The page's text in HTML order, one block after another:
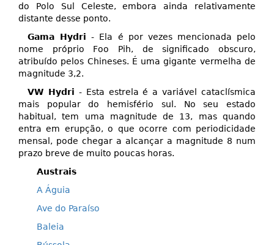
do Polo Sul Celeste, embora ainda relativamente
distante desse ponto.
Gama Hydri - Ela é por vezes mencionada pelo
nome próprio Foo Pih, de significado obscuro,
atribuído pelos Chineses. É uma gigante vermelha de
magnitude 3,2.
VW Hydri - Esta estrela é a variável cataclísmica
mais popular do hemisfério sul. No seu estado
habitual, tem uma magnitude de 13, mas quando
entra em erupção, o que ocorre com periodicidade
mensal, pode chegar a alcançar a magnitude 8 num
prazo breve de muito poucas horas.
Austrais
A Águia
Ave do Paraíso
Baleia